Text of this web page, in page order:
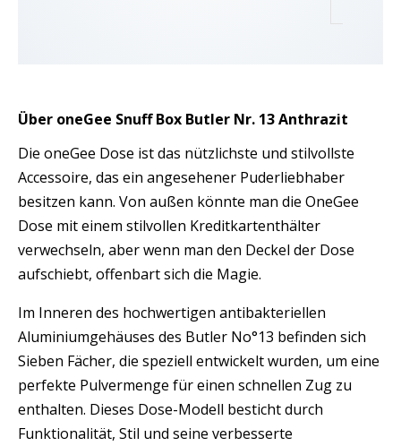
Über oneGee Snuff Box Butler Nr. 13 Anthrazit
Die oneGee Dose ist das nützlichste und stilvollste
Accessoire, das ein angesehener Puderliebhaber
besitzen kann. Von außen könnte man die OneGee
Dose mit einem stilvollen Kreditkartenthälter
verwechseln, aber wenn man den Deckel der Dose
aufschiebt, offenbart sich die Magie.
Im Inneren des hochwertigen antibakteriellen
Aluminiumgehäuses des Butler No°13 befinden sich
Sieben Fächer, die speziell entwickelt wurden, um eine
perfekte Pulvermenge für einen schnellen Zug zu
enthalten. Dieses Dose-Modell besticht durch
Funktionalität, Stil und seine verbesserte